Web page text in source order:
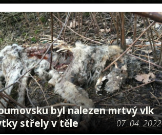
byl nalezen mrtvý vlk
střely v těle
07. 04. 2022